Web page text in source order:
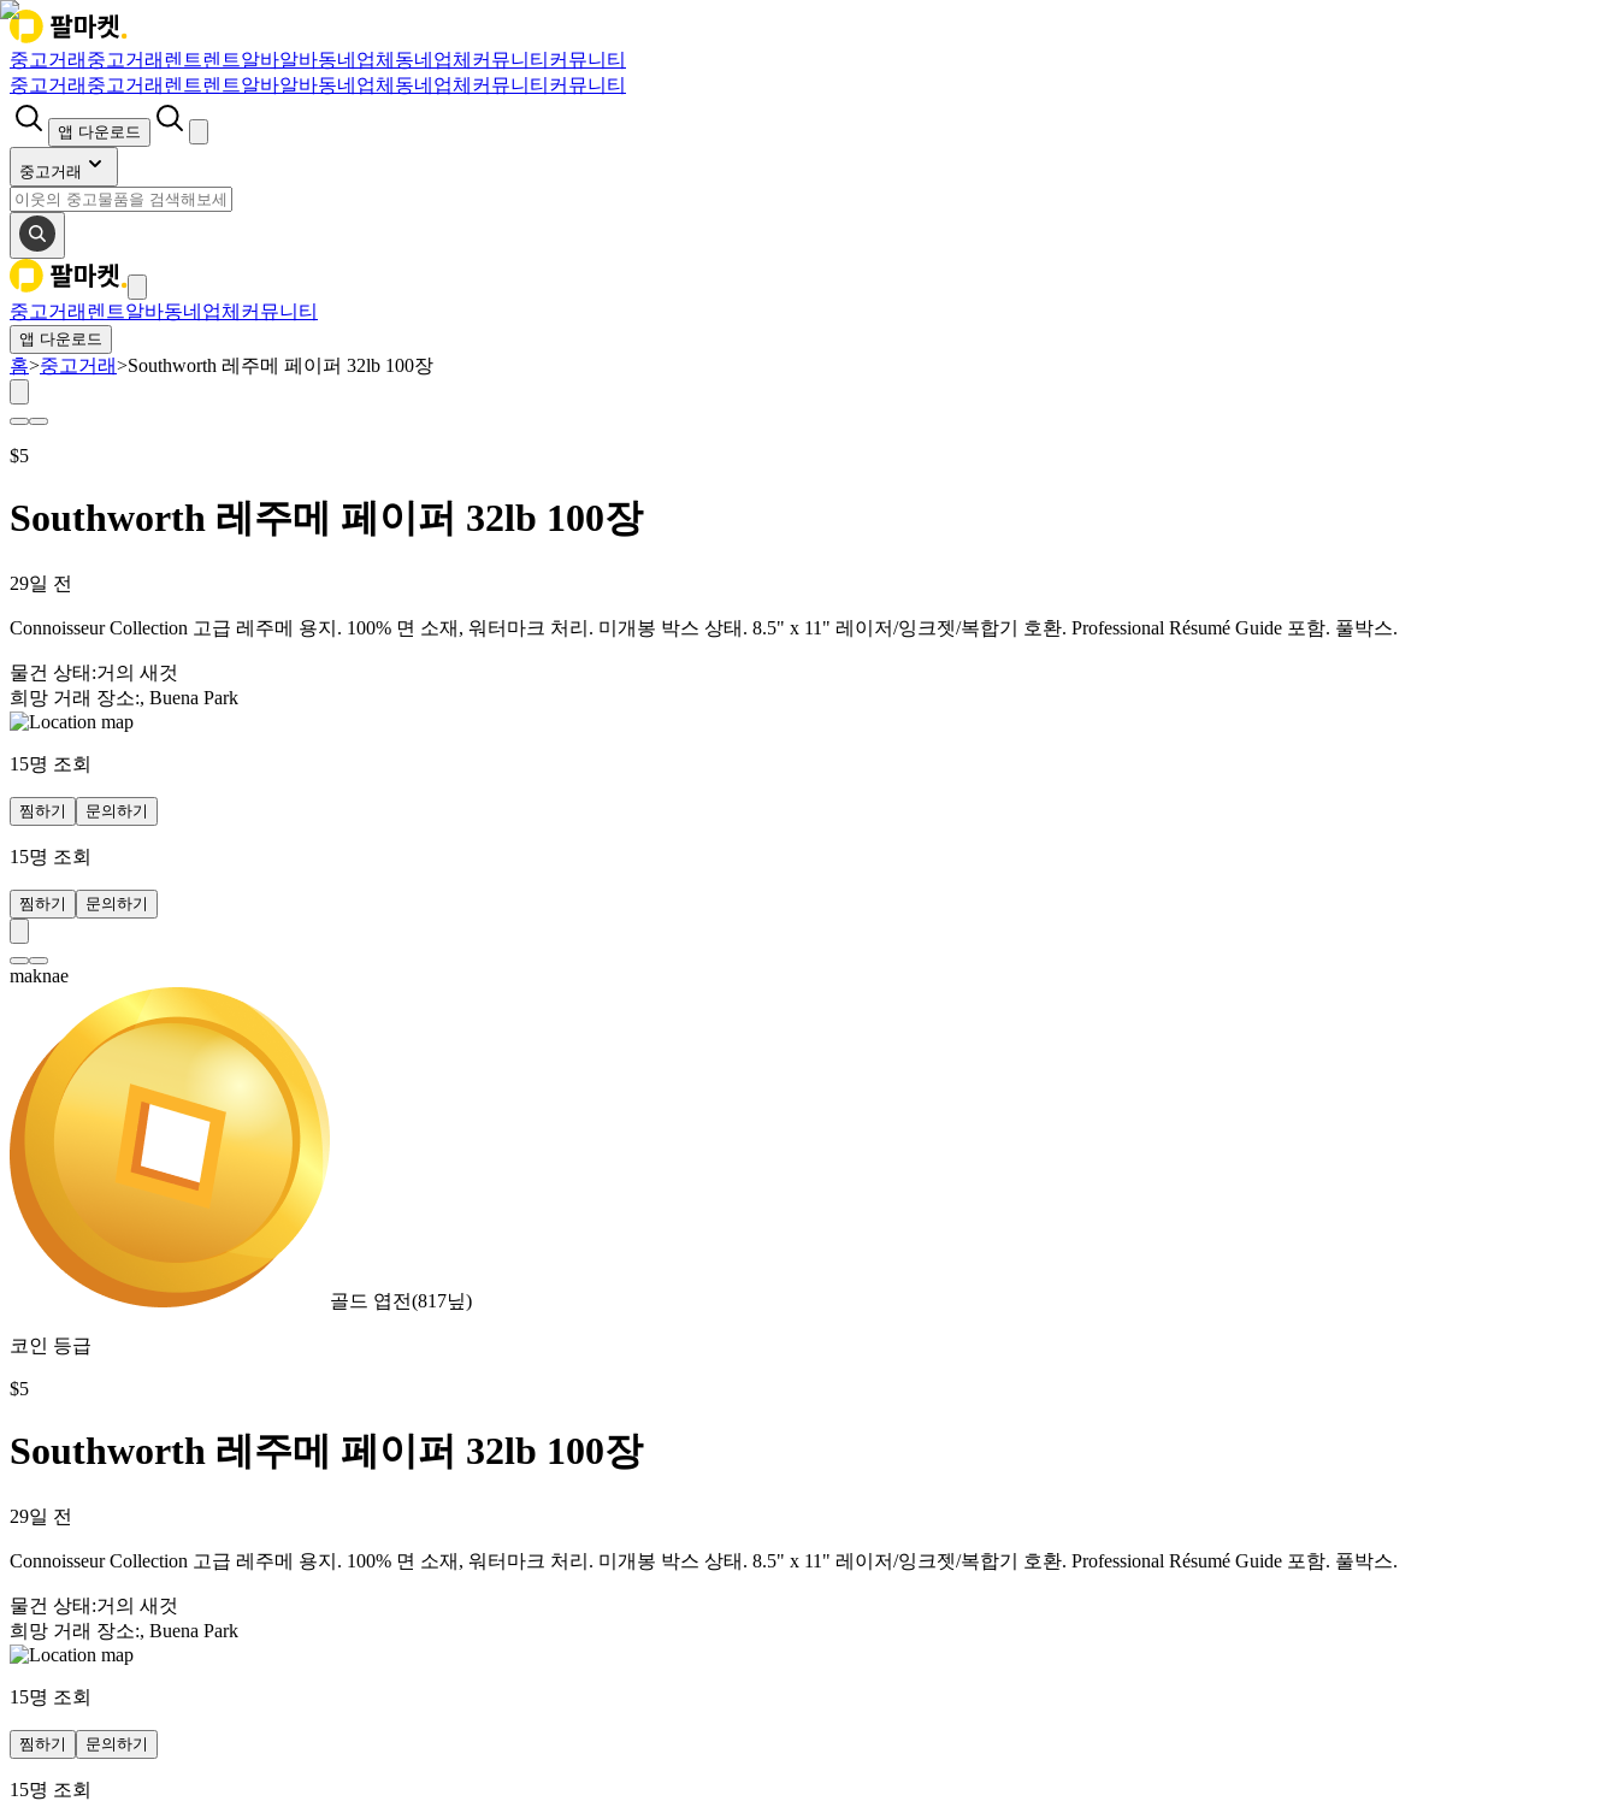
중고거래 중고거래 렌트렌트알바알바동네업체 동네업체 커뮤니티 커뮤니티
중고거래 중고거래 렌트렌트알바알바동네업체 동네업체 커뮤니티 커뮤니티
앱 다운로드
중고거래
중고거래 렌트알바동네업체 커뮤니티
앱 다운로드
홈>중고거래>Southworth 레주메 페이퍼 32lb 100장
$5
Southworth 레주메 페이퍼 32lb 100장
29일 전
Connoisseur Collection 고급 레주메 용지. 100% 면 소재, 워터마크 처리. 미개봉 박스 상태. 8.5" x 11" 레이저/잉크젯/복합기 호환. Professional Résumé Guide 포함. 풀박스.
물건 상태 :거의 새것
희망 거래 장소:, Buena Park
15명 조회
찜하기 문의하기
15명 조회
찜하기 문의하기
maknae
골드 엽전(817닢)
코인 등급
$5
Southworth 레주메 페이퍼 32lb 100장
29일 전
Connoisseur Collection 고급 레주메 용지. 100% 면 소재, 워터마크 처리. 미개봉 박스 상태. 8.5" x 11" 레이저/잉크젯/복합기 호환. Professional Résumé Guide 포함. 풀박스.
물건 상태 :거의 새것
희망 거래 장소:, Buena Park
15명 조회
찜하기 문의하기
15명 조회